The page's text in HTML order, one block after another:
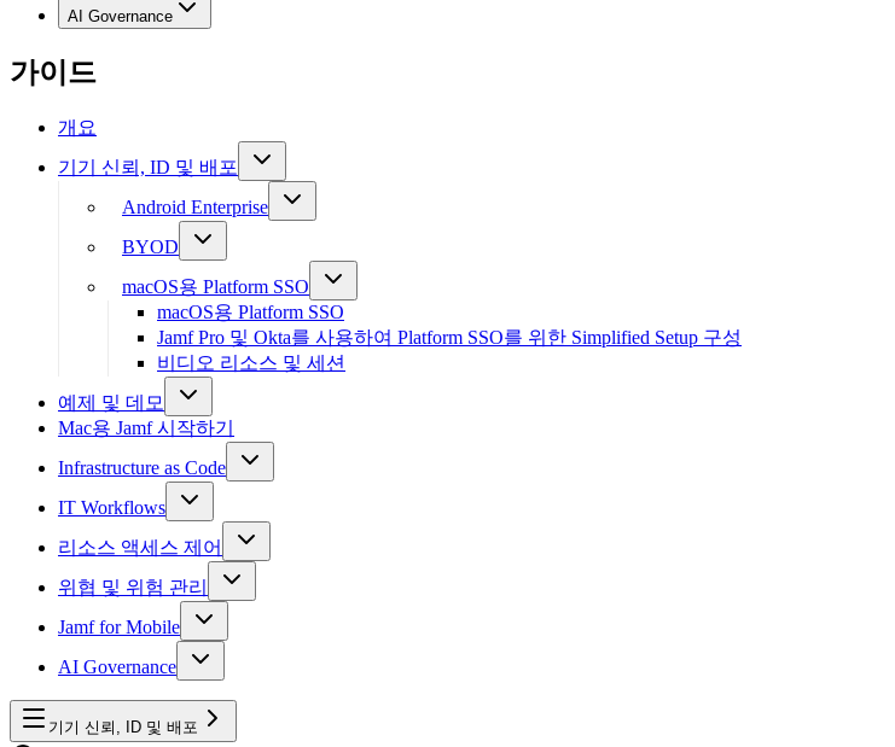
AI Governance
가이드
개요
기기 신뢰, ID 및 배포
Android Enterprise
BYOD
macOS용 Platform SSO
macOS용 Platform SSO
Jamf Pro 및 Okta를 사용하여 Platform SSO를 위한 Simplified Setup 구성
비디오 리소스 및 세션
예제 및 데모
Mac용 Jamf 시작하기
Infrastructure as Code
IT Workflows
리소스 액세스 제어
위협 및 위험 관리
Jamf for Mobile
AI Governance
기기 신뢰, ID 및 배포